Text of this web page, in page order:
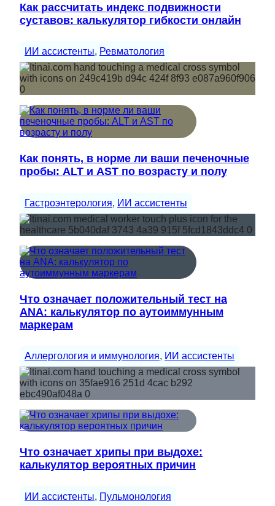
Как рассчитать индекс подвижности
суставов: калькулятор гибкости онлайн
ИИ ассистенты, Ревматология
Как понять, в норме ли ваши печеночные
пробы: ALT и AST по возрасту и полу
Гастроэнтерология, ИИ ассистенты
Что означает положительный тест на
ANA: калькулятор по аутоиммунным
маркерам
Аллергология и иммунология, ИИ ассистенты
Что означает хрипы при выдохе:
калькулятор вероятных причин
ИИ ассистенты, Пульмонология